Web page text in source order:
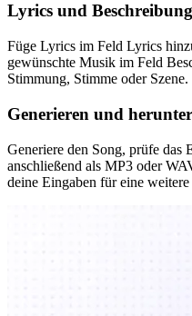
Lyrics und
Füge Lyrics im Feld Lyrics
gewünschte Musik im Feld
Stimmung, Stimme oder Szene.
Generieren und
Generiere den Song, prüfe das
anschließend als MP3 oder
deine Eingaben für eine weitere